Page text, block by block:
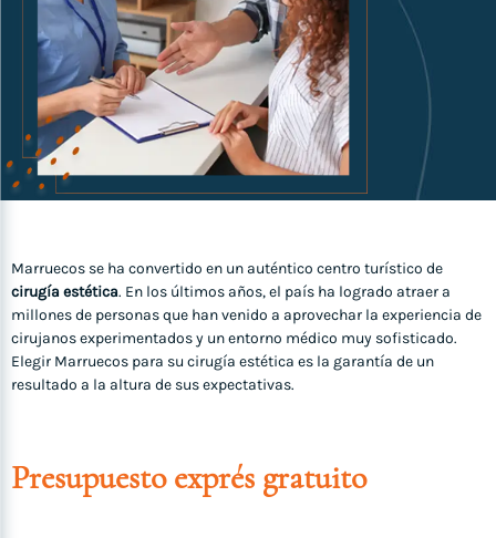
Marruecos se ha convertido en un auténtico centro turístico de
cirugía estética. En los últimos años, el país ha logrado atraer a
millones de personas que han venido a aprovechar la experiencia de
cirujanos experimentados y un entorno médico muy sofisticado.
Elegir Marruecos para su cirugía estética es la garantía de un
resultado a la altura de sus expectativas.
Presupuesto exprés gratuito